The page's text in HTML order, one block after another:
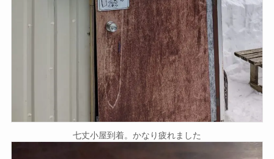
七丈小屋到着。かなり疲れました